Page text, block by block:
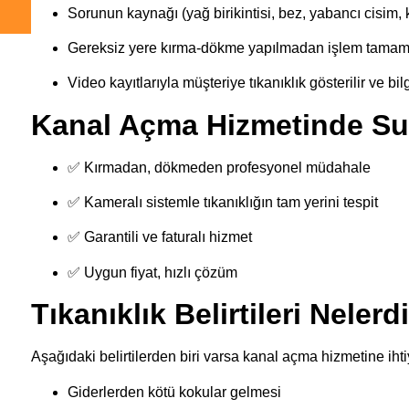
Sorunun kaynağı (yağ birikintisi, bez, yabancı cisim,
Gereksiz yere kırma-dökme yapılmadan işlem
Video kayıtlarıyla müşteriye tıkanıklık gösterilir ve
Kanal Açma Hizmetinde
✅ Kırmadan, dökmeden profesyonel müdahale
✅ Kameralı sistemle tıkanıklığın tam yerini tespit
✅ Garantili ve faturalı hizmet
✅ Uygun fiyat, hızlı çözüm
Tıkanıklık Belirtileri
Aşağıdaki belirtilerden biri varsa kanal açma hizmetine
Giderlerden kötü kokular gelmesi